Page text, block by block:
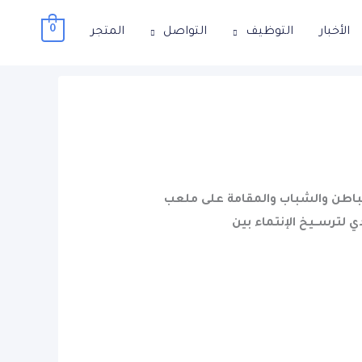
الأخبار التوظيف التواصل المتجر 0
والشباب والمقامة على ملعب
لترســيخ الإنتماء بين